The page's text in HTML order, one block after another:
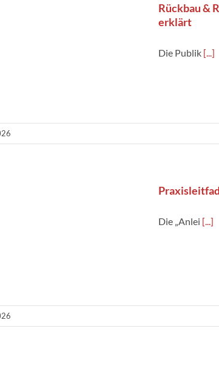
Rückbau &
erklärt
Die Publik [...]
Die „Anlei [...]